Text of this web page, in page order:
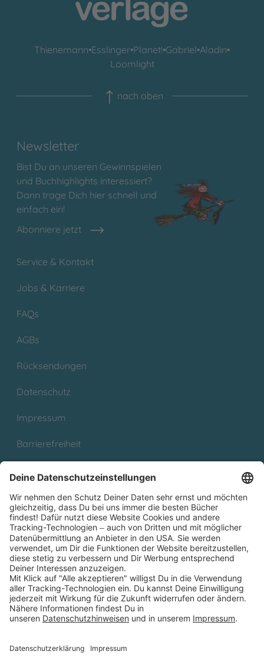
Thienemann•Esslinger•Planet!•Gabriel•Aladin•
Loomlight
nach oben
Newsletter
Bist Du an unseren Gewinnspielen
und Buchhighlights interessiert?
Dann trage Dich hier schnell und
einfach ein!
Abonniere jetzt
Service & Kontakt
Jobs & Karriere
FAQs
AGBs
Rücksendungen
Datenschutz
Impressum
Barrierefreiheit
Partnerprogramm (Affiliate)
Folge uns auf
* Versandkostenfrei ab 9,00 € Bestellwert innerhalb
Deutschlands
** Lieferzeit 1-3 Werktage innerhalb Deutschlands
Thienemann-Esslinger Verlag GmbH, Blumenstraße 36, D-70182